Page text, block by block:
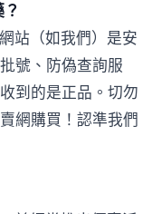
站（如我們）是安
號、防偽查詢服
到的是正品。切勿
網購買！認準我們